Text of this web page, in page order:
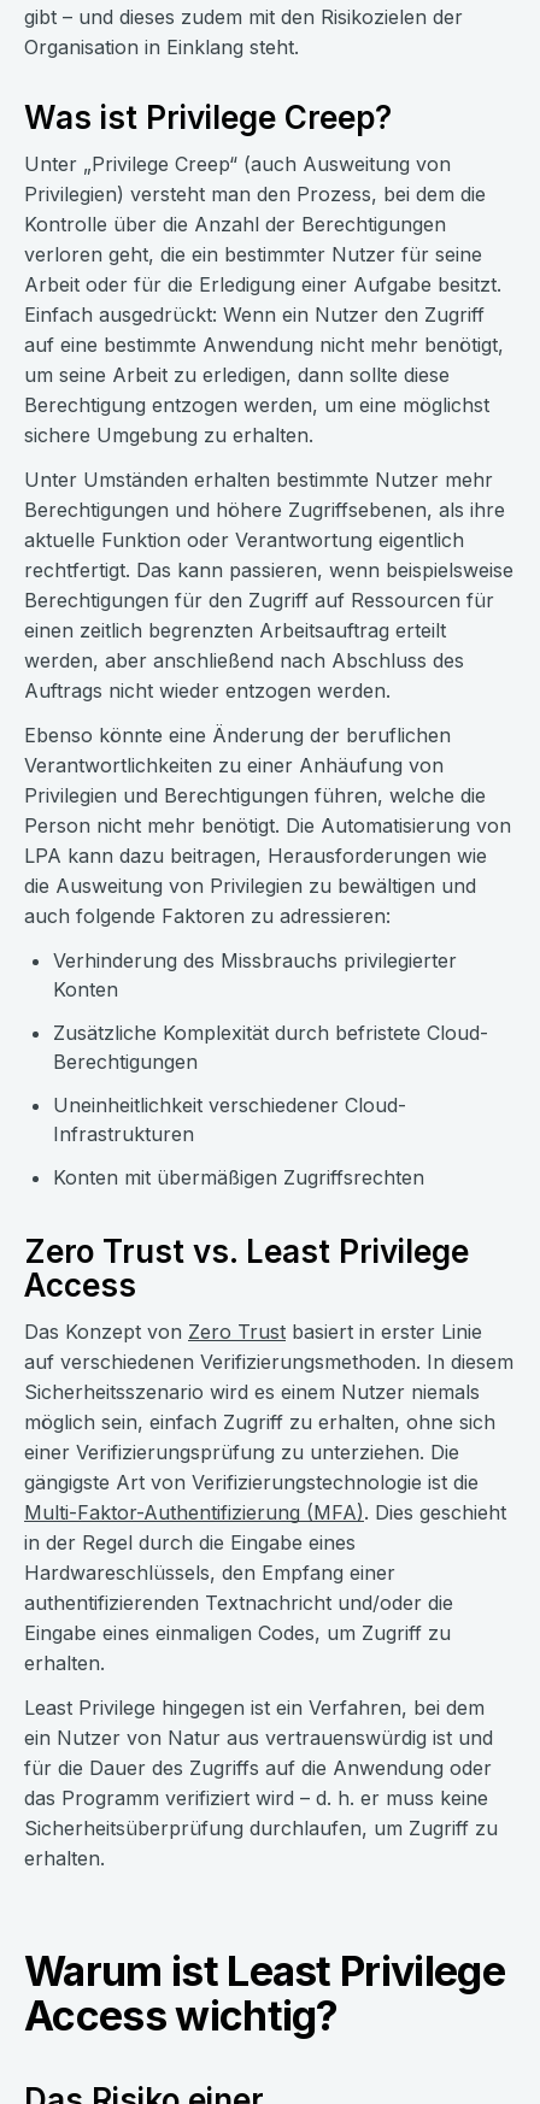
gibt – und dieses zudem mit den Risikozielen der
Organisation in Einklang steht.
Was ist Privilege Creep?
Unter „Privilege Creep“ (auch Ausweitung von
Privilegien) versteht man den Prozess, bei dem die
Kontrolle über die Anzahl der Berechtigungen
verloren geht, die ein bestimmter Nutzer für seine
Arbeit oder für die Erledigung einer Aufgabe besitzt.
Einfach ausgedrückt: Wenn ein Nutzer den Zugriff
auf eine bestimmte Anwendung nicht mehr benötigt,
um seine Arbeit zu erledigen, dann sollte diese
Berechtigung entzogen werden, um eine möglichst
sichere Umgebung zu erhalten.
Unter Umständen erhalten bestimmte Nutzer mehr
Berechtigungen und höhere Zugriffsebenen, als ihre
aktuelle Funktion oder Verantwortung eigentlich
rechtfertigt. Das kann passieren, wenn beispielsweise
Berechtigungen für den Zugriff auf Ressourcen für
einen zeitlich begrenzten Arbeitsauftrag erteilt
werden, aber anschließend nach Abschluss des
Auftrags nicht wieder entzogen werden.
Ebenso könnte eine Änderung der beruflichen
Verantwortlichkeiten zu einer Anhäufung von
Privilegien und Berechtigungen führen, welche die
Person nicht mehr benötigt. Die Automatisierung von
LPA kann dazu beitragen, Herausforderungen wie
die Ausweitung von Privilegien zu bewältigen und
auch folgende Faktoren zu adressieren:
Verhinderung des Missbrauchs privilegierter
Konten
Zusätzliche Komplexität durch befristete Cloud-
Berechtigungen
Uneinheitlichkeit verschiedener Cloud-
Infrastrukturen
Konten mit übermäßigen Zugriffsrechten
Zero Trust vs. Least Privilege
Access
Das Konzept von Zero Trust basiert in erster Linie
auf verschiedenen Verifizierungsmethoden. In diesem
Sicherheitsszenario wird es einem Nutzer niemals
möglich sein, einfach Zugriff zu erhalten, ohne sich
einer Verifizierungsprüfung zu unterziehen. Die
gängigste Art von Verifizierungstechnologie ist die
Multi-Faktor-Authentifizierung (MFA). Dies geschieht
in der Regel durch die Eingabe eines
Hardwareschlüssels, den Empfang einer
authentifizierenden Textnachricht und/oder die
Eingabe eines einmaligen Codes, um Zugriff zu
erhalten.
Least Privilege hingegen ist ein Verfahren, bei dem
ein Nutzer von Natur aus vertrauenswürdig ist und
für die Dauer des Zugriffs auf die Anwendung oder
das Programm verifiziert wird – d. h. er muss keine
Sicherheitsüberprüfung durchlaufen, um Zugriff zu
erhalten.
Warum ist Least Privilege
Access wichtig?